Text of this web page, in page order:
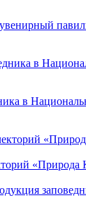
в
«Природа